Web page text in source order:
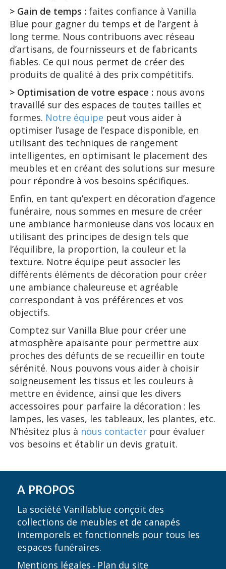
> Gain de temps : faites confiance à Vanilla
Blue pour gagner du temps et de l’argent à
long terme. Nous contribuons avec réseau
d’artisans, de fournisseurs et de fabricants
fiables. Ce qui nous permet de créer des
produits de qualité à des prix compétitifs.
> Optimisation de votre espace : nous avons
travaillé sur des espaces de toutes tailles et
formes. Notre équipe peut vous aider à
optimiser l’usage de l’espace disponible, en
utilisant des techniques de rangement
intelligentes, en optimisant le placement des
meubles et en créant des solutions sur mesure
pour répondre à vos besoins spécifiques.
Enfin, en tant qu’expert en décoration d’agence
funéraire, nous sommes en mesure de créer
une ambiance harmonieuse dans vos locaux en
utilisant des principes de design tels que
l’équilibre, la proportion, la couleur et la
texture. Notre équipe peut associer les
différents éléments de décoration pour créer
une ambiance chaleureuse et agréable
correspondant à vos préférences et vos
objectifs.
Comptez sur Vanilla Blue pour créer une
atmosphère apaisante pour permettre aux
proches des défunts de se recueillir en toute
sérénité. Nous pouvons vous aider à choisir
soigneusement les tissus et les couleurs à
mettre en évidence, ainsi que les divers
accessoires pour parfaire la décoration : les
lampes, les vases, les tableaux, les plantes, etc.
N’hésitez plus à nous contacter pour évaluer
vos besoins et établir un devis gratuit.
A PROPOS
La société Vanillablue conçoit des
collections de meubles et de canapés
intemporels et fonctionnels pour tous les
espaces funéraires.
Mentions légales - Plan du site